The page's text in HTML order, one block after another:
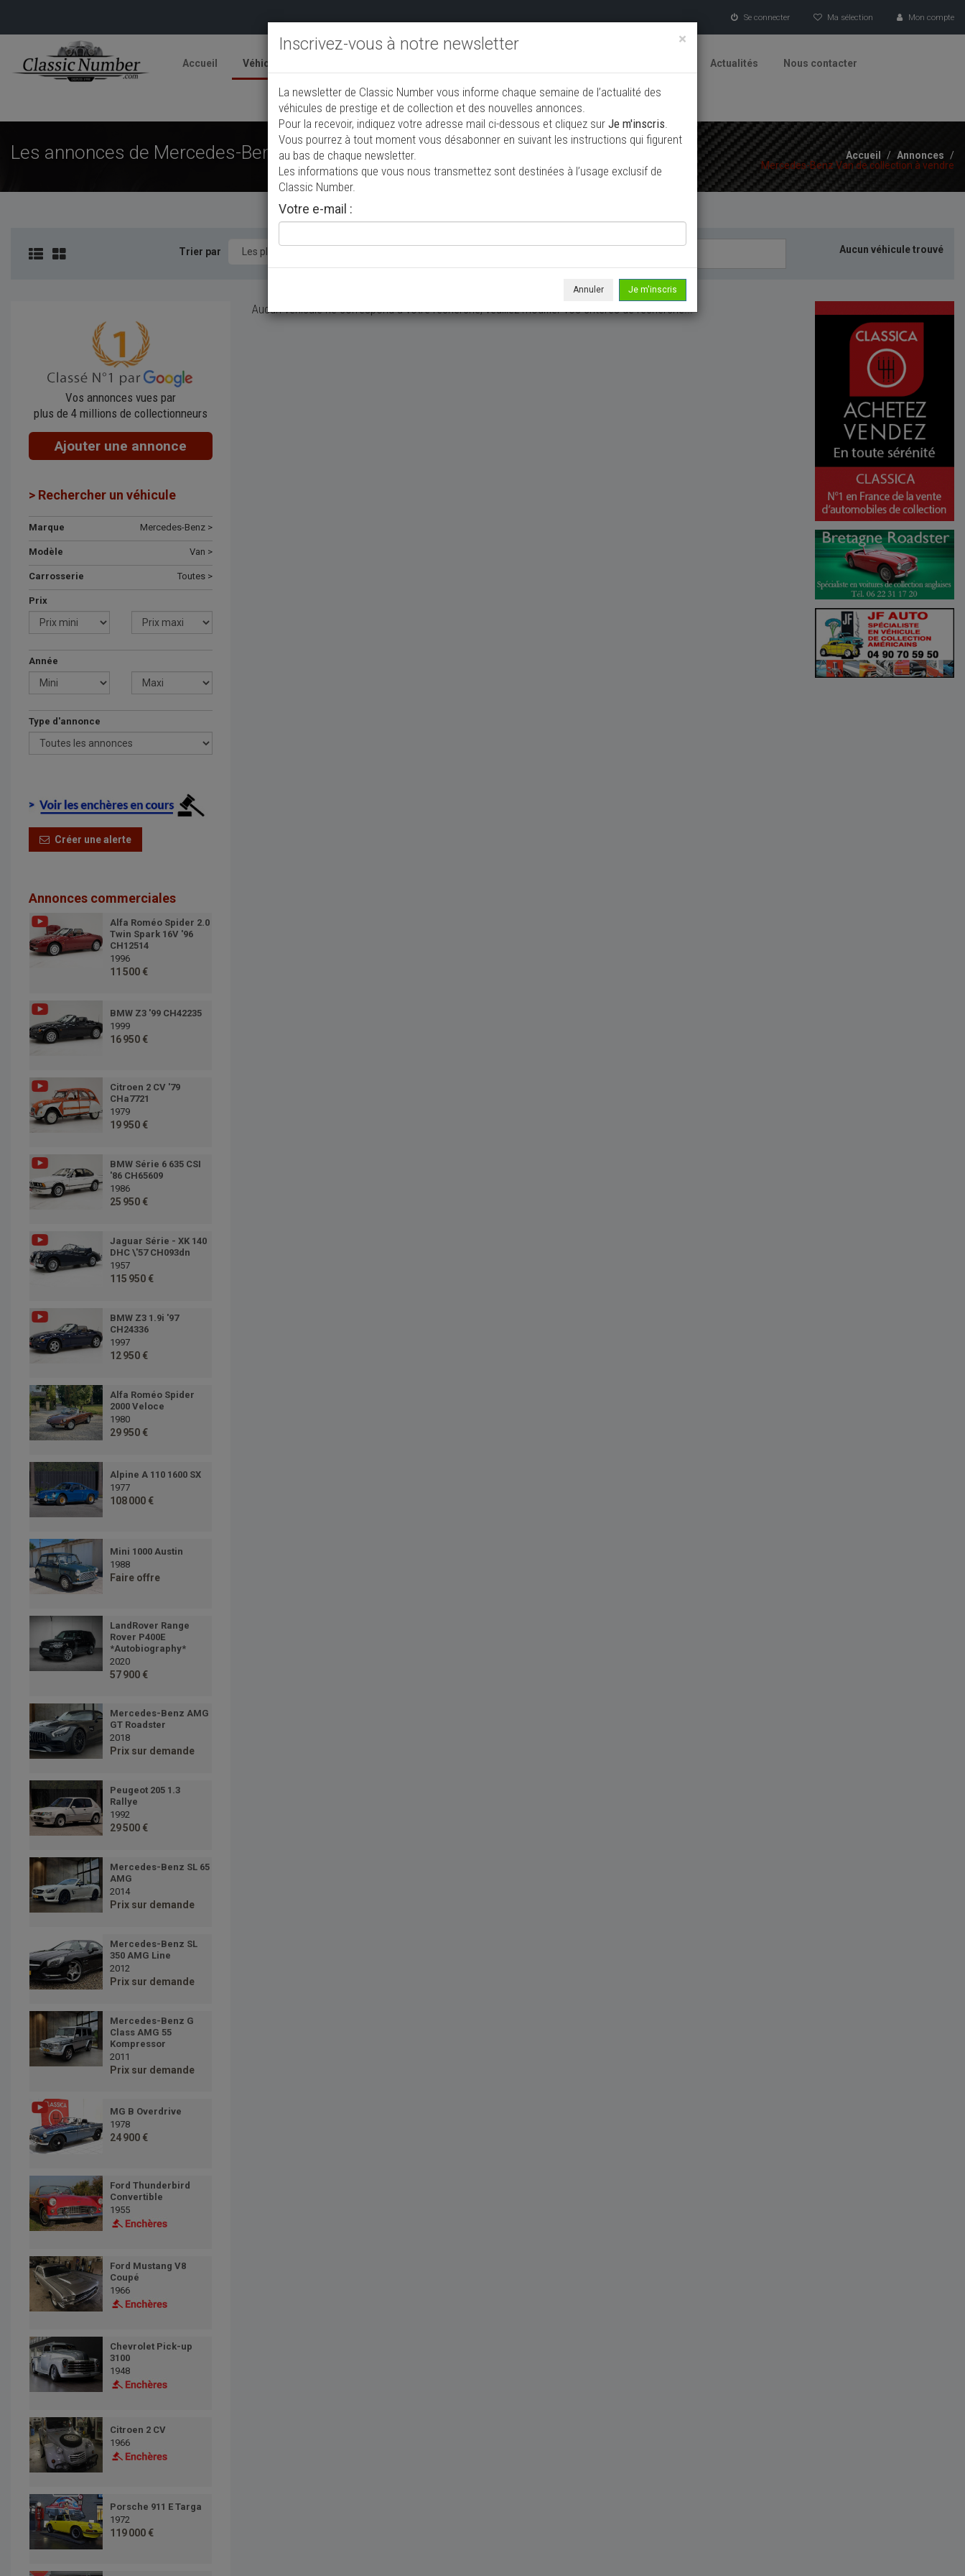
Se connecter Ma sélection Mon compte
Accueil Véhicules Actualités Nous contacter
Ajouter une annonce
Les annonces de Mercedes-Benz Van de collection à vendre Accueil / Annonces
/
Mercedes-Benz Van de collection à vendre
Trier par Aucun véhicule trouvé
Vos annonces vues par
plus de 4 millions de collectionneurs
Ajouter une annonce
> Rechercher un véhicule
Marque Mercedes-Benz >
Modèle Van >
Carrosserie Toutes >
Prix
Année
Type d'annonce
Créer une alerte
Annonces commerciales
Alfa Roméo Spider 2.0
Twin Spark 16V '96
CH12514
1996
11 500 €
BMW Z3 '99 CH42235
1999
16 950 €
Citroen 2 CV '79
CHa7721
1979
19 950 €
BMW Série 6 635 CSI
'86 CH65609
1986
25 950 €
Jaguar Série - XK 140
DHC \'57 CH093dn
1957
115 950 €
BMW Z3 1.9i '97
CH24336
1997
12 950 €
Alfa Roméo Spider
2000 Veloce
1980
29 950 €
Alpine A 110 1600 SX
1977
108 000 €
Mini 1000 Austin
1988
Faire offre
LandRover Range
Rover P400E
*Autobiography*
2020
57 900 €
Mercedes-Benz AMG
GT Roadster
2018
Prix sur demande
Peugeot 205 1.3
Rallye
1992
29 500 €
Mercedes-Benz SL 65
AMG
2014
Prix sur demande
Mercedes-Benz SL
350 AMG Line
2012
Prix sur demande
Mercedes-Benz G
Class AMG 55
Kompressor
2011
Prix sur demande
MG B Overdrive
1978
24 900 €
Ford Thunderbird
Convertible
1955
Ford Mustang V8
Coupé
1966
Chevrolet Pick-up
3100
1948
Citroen 2 CV
1966
Porsche 911 E Targa
1972
119 000 €
Aucun véhicule ne correspond à votre recherche, veuillez modifier vos critères de recherche...
×
Inscrivez-vous à notre newsletter
La newsletter de Classic Number vous informe chaque semaine de l’actualité des
véhicules de prestige et de collection et des nouvelles annonces.
Pour la recevoir, indiquez votre adresse mail ci-dessous et cliquez sur Je m'inscris.
Vous pourrez à tout moment vous désabonner en suivant les instructions qui figurent
au bas de chaque newsletter.
Les informations que vous nous transmettez sont destinées à l’usage exclusif de
Classic Number.
Votre e-mail :
Annuler Je m'inscris